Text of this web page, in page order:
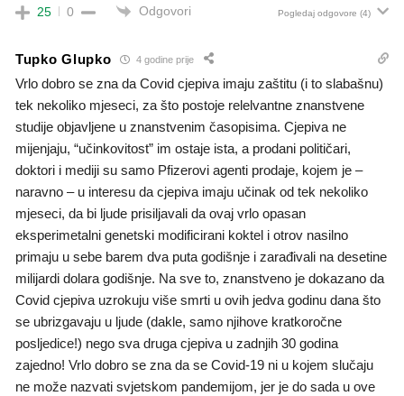
25 0 Odgovori Pogledaj odgovore (4)
Tupko Glupko 4 godine prije
Vrlo dobro se zna da Covid cjepiva imaju zaštitu (i to slabašnu)
tek nekoliko mjeseci, za što postoje relelvantne znanstvene
studije objavljene u znanstvenim časopisima. Cjepiva ne
mijenjaju, “učinkovitost” im ostaje ista, a prodani političari,
doktori i mediji su samo Pfizerovi agenti prodaje, kojem je –
naravno – u interesu da cjepiva imaju učinak od tek nekoliko
mjeseci, da bi ljude prisiljavali da ovaj vrlo opasan
eksperimetalni genetski modificirani koktel i otrov nasilno
primaju u sebe barem dva puta godišnje i zarađivali na desetine
milijardi dolara godišnje. Na sve to, znanstveno je dokazano da
Covid cjepiva uzrokuju više smrti u ovih jedva godinu dana što
se ubrizgavaju u ljude (dakle, samo njihove kratkoročne
posljedice!) nego sva druga cjepiva u zadnjih 30 godina
zajedno! Vrlo dobro se zna da se Covid-19 ni u kojem slučaju
ne može nazvati svjetskom pandemijom, jer je do sada u ove